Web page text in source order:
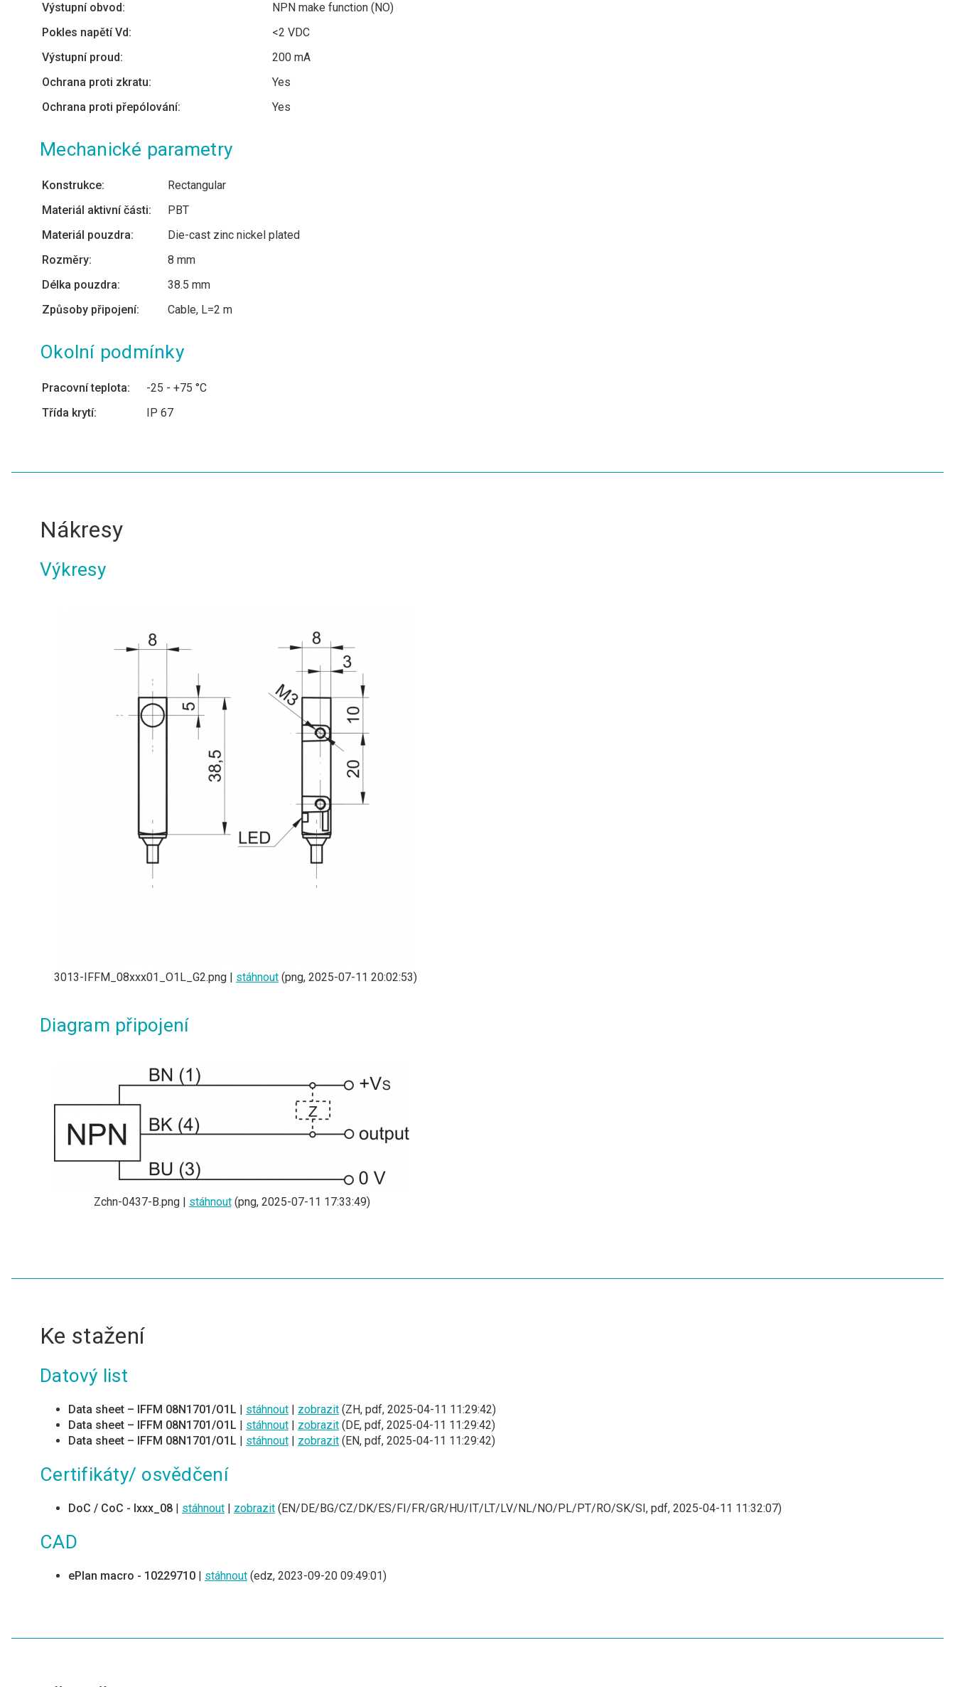
Výstupní obvod:
NPN make function (NO)
Pokles napětí Vd:
<2 VDC
Výstupní proud:
200 mA
Ochrana proti zkratu:
Yes
Ochrana proti přepólování:
Yes
Mechanické parametry
Konstrukce:
Rectangular
Materiál aktivní části:
PBT
Materiál pouzdra:
Die-cast zinc nickel plated
Rozměry:
8 mm
Délka pouzdra:
38.5 mm
Způsoby připojení:
Cable, L=2 m
Okolní podmínky
Pracovní teplota:
-25 - +75 °C
Třída krytí:
IP 67
Nákresy
Výkresy
3013-IFFM_08xxx01_O1L_G2.png | stáhnout (png, 2025-07-11 20:02:53)
Diagram připojení
Zchn-0437-B.png | stáhnout(png, 2025-07-11 17:33:49)
Ke stažení
Datový list
Data sheet – IFFM 08N1701/O1L | stáhnout | zobrazit (ZH, pdf, 2025-04-11 11:29:42)
Data sheet – IFFM 08N1701/O1L | stáhnout | zobrazit (DE, pdf, 2025-04-11 11:29:42)
Data sheet – IFFM 08N1701/O1L | stáhnout | zobrazit (EN, pdf, 2025-04-11 11:29:42)
Certifikáty/ osvědčení
DoC / CoC - Ixxx_08 | stáhnout | zobrazit (EN/DE/BG/CZ/DK/ES/FI/FR/GR/HU/IT/LT/LV/NL/NO/PL/PT/RO/SK/SI, pdf, 2025-04-11 11:32:07)
CAD
ePlan macro - 10229710 | stáhnout (edz, 2023-09-20 09:49:01)